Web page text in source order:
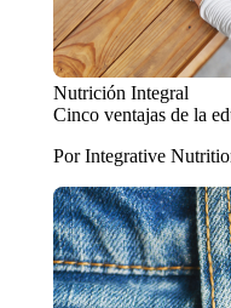
Nutrición Integral
Cinco ventajas de la
Por Integrative